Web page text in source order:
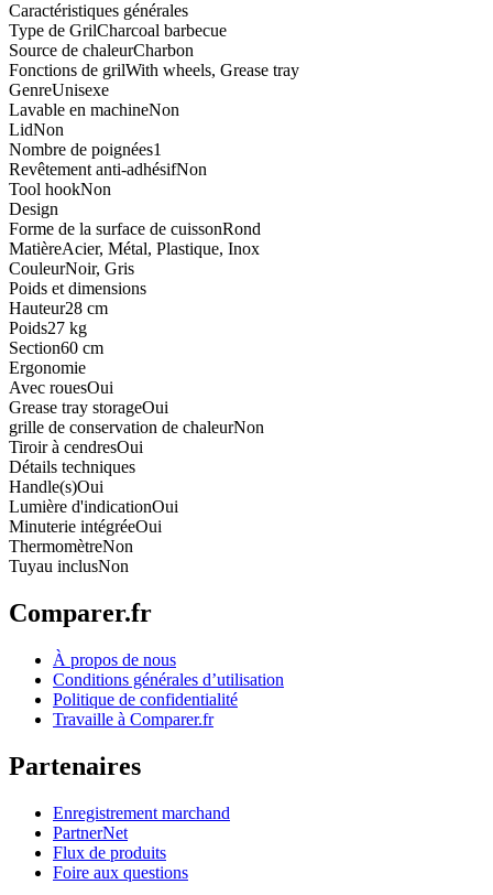
Caractéristiques générales
Type de GrilCharcoal barbecue
Source de chaleurCharbon
Fonctions de grilWith wheels, Grease tray
GenreUnisexe
Lavable en machineNon
LidNon
Nombre de poignées1
Revêtement anti-adhésifNon
Tool hookNon
Design
Forme de la surface de cuissonRond
MatièreAcier, Métal, Plastique, Inox
CouleurNoir, Gris
Poids et dimensions
Hauteur28 cm
Poids27 kg
Section60 cm
Ergonomie
Avec rouesOui
Grease tray storageOui
grille de conservation de chaleurNon
Tiroir à cendresOui
Détails techniques
Handle(s)Oui
Lumière d'indicationOui
Minuterie intégréeOui
ThermomètreNon
Tuyau inclusNon
Comparer.fr
À propos de nous
Conditions générales d’utilisation
Politique de confidentialité
Travaille à Comparer.fr
Partenaires
Enregistrement marchand
PartnerNet
Flux de produits
Foire aux questions